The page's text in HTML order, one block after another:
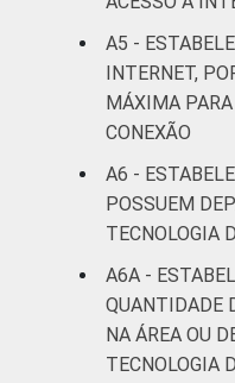
Fonte: CGI/
Estudos para
Sociedade da
Pesquisa
Saúde 2019.
A5 -
INTERNET,
MÁXIMA
CONEXÃO
A6 -
POSSUEM
TECNOLOGIA
A6A -
QUANTIDADE
NA ÁREA OU
TECNOLOGIA